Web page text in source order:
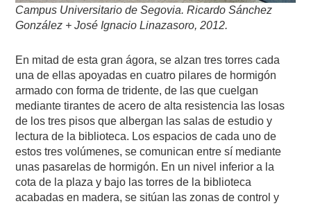
Campus Universitario de Segovia. Ricardo Sánchez
González + José Ignacio Linazasoro, 2012.
En mitad de esta gran ágora, se alzan tres torres cada
una de ellas apoyadas en cuatro pilares de hormigón
armado con forma de tridente, de las que cuelgan
mediante tirantes de acero de alta resistencia las losas
de los tres pisos que albergan las salas de estudio y
lectura de la biblioteca. Los espacios de cada uno de
estos tres volúmenes, se comunican entre sí mediante
unas pasarelas de hormigón. En un nivel inferior a la
cota de la plaza y bajo las torres de la biblioteca
acabadas en madera, se sitúan las zonas de control y